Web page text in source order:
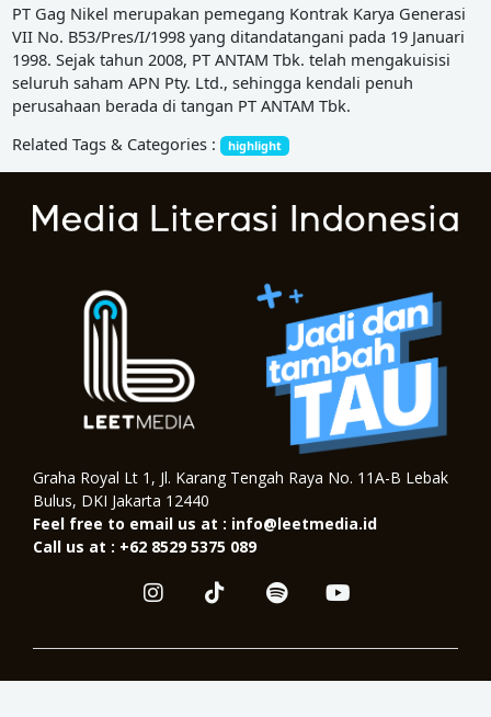
PT Gag Nikel merupakan pemegang Kontrak Karya Generasi
VII No. B53/Pres/I/1998 yang ditandatangani pada 19 Januari
1998. Sejak tahun 2008, PT ANTAM Tbk. telah mengakuisisi
seluruh saham APN Pty. Ltd., sehingga kendali penuh
perusahaan berada di tangan PT ANTAM Tbk.
Related Tags & Categories :
highlight
Graha Royal Lt 1, Jl. Karang Tengah Raya No. 11A-B Lebak
Bulus, DKI Jakarta 12440
Feel free to email us at : info@leetmedia.id
Call us at : +62 8529 5375 089
I
t
a
T
i
t
o
S
p
t
i
Y
t
u
Copyright © 2026. All Right Reserved